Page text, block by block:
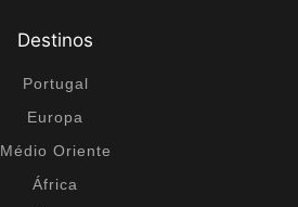
Destinos
Portugal
Europa
Médio Oriente
África